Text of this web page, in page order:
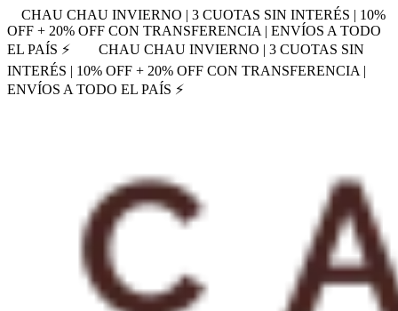
CHAU CHAU INVIERNO | 3 CUOTAS SIN INTERÉS | 10%
OFF + 20% OFF CON TRANSFERENCIA | ENVÍOS A TODO
EL PAÍS ⚡
CHAU CHAU INVIERNO | 3 CUOTAS SIN
INTERÉS | 10% OFF + 20% OFF CON TRANSFERENCIA |
ENVÍOS A TODO EL PAÍS ⚡